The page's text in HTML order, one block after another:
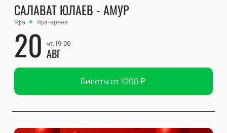
САЛАВАТ ЮЛАЕВ - АМУР
Уфа Уфа-арена
20 чт, 19:00
АВГ
Билеты от 1200₽